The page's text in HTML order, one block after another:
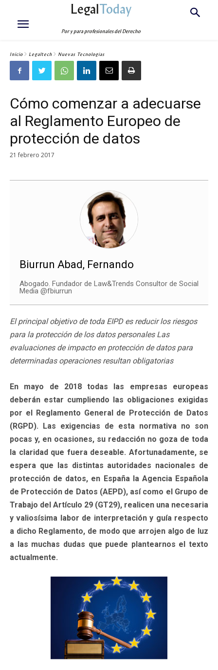
LegalToday
Por y para profesionales del Derecho
Inicio Legaltech Nuevas Tecnologías
Cómo comenzar a adecuarse
al Reglamento Europeo de
protección de datos
21 febrero 2017
Biurrun Abad, Fernando
Abogado. Fundador de Law&Trends Consultor de Social
Media @fbiurrun
El principal objetivo de toda EIPD es reducir los riesgos
para la protección de los datos personales Las
evaluaciones de impacto en protección de datos para
determinadas operaciones resultan obligatorias
En mayo de 2018 todas las empresas europeas
deberán estar cumpliendo las obligaciones exigidas
por el Reglamento General de Protección de Datos
(RGPD). Las exigencias de esta normativa no son
pocas y, en ocasiones, su redacción no goza de toda
la claridad que fuera deseable. Afortunadamente, se
espera que las distintas autoridades nacionales de
protección de datos, en España la Agencia Española
de Protección de Datos (AEPD), así como el Grupo de
Trabajo del Artículo 29 (GT29), realicen una necesaria
y valiosísima labor de interpretación y guía respecto
a dicho Reglamento, de modo que arrojen algo de luz
a las muchas dudas que puede plantearnos el texto
actualmente.